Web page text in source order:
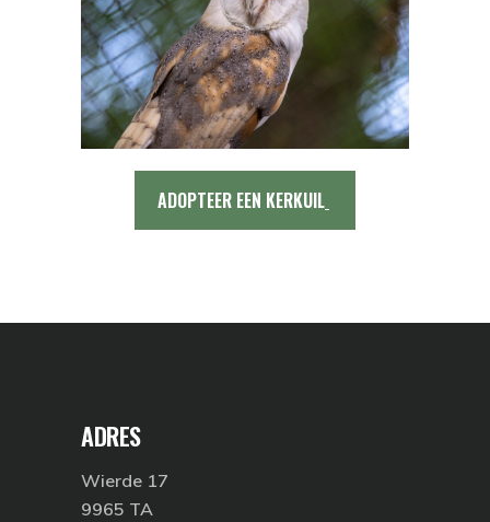
ADOPTEER EEN KERKUIL
ADRES
Wierde 17
9965 TA